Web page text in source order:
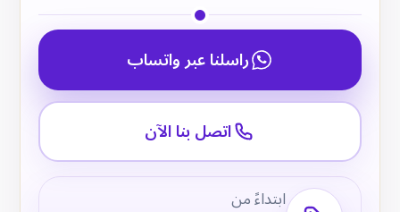
راسلنا عبر واتساب
اتصل بنا الآن
ابتداءً من